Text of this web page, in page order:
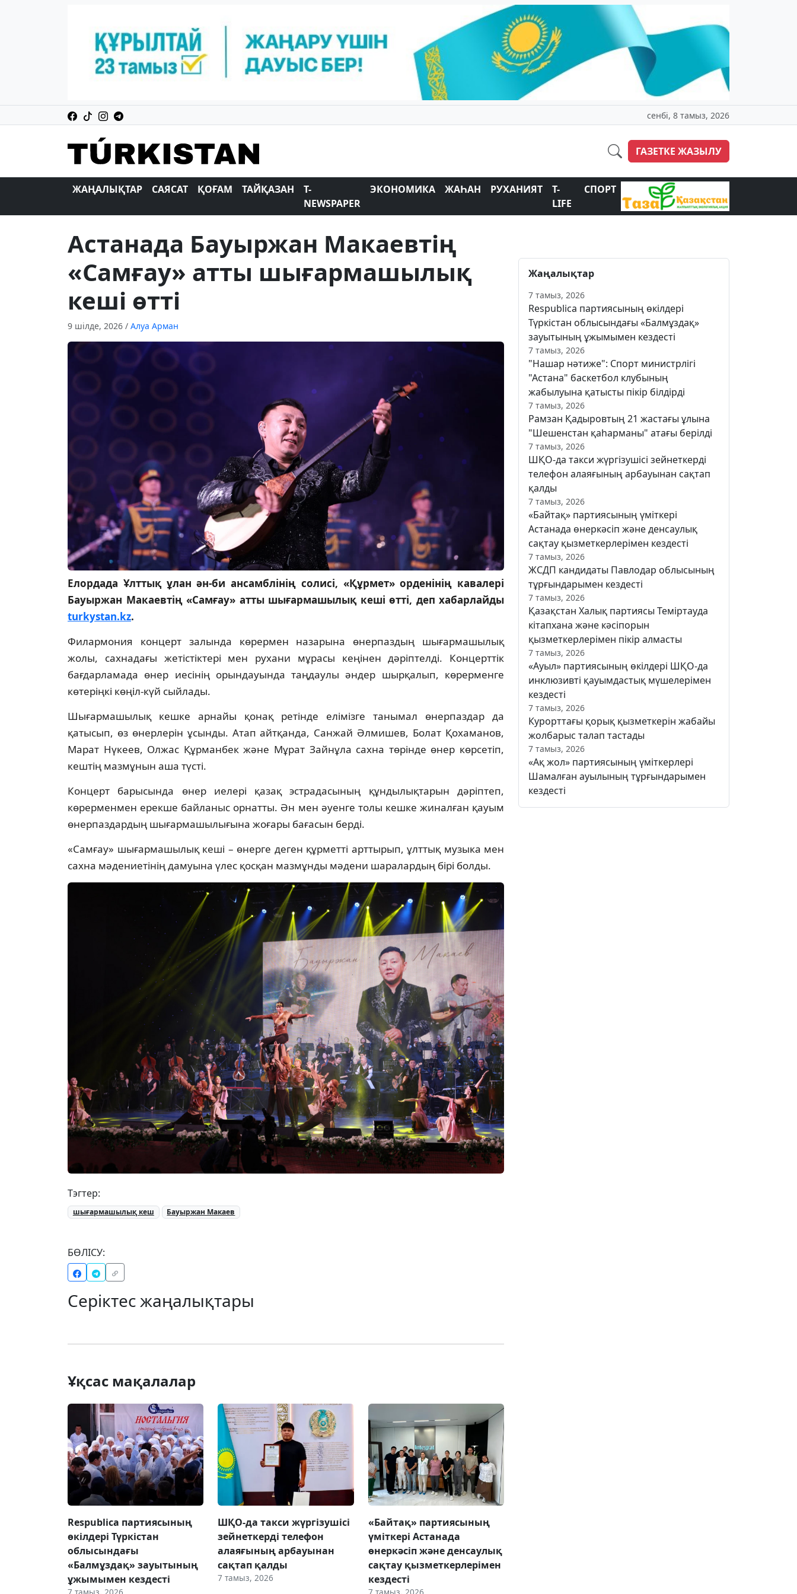
сенбі, 8 тамыз, 2026
ГАЗЕТКЕ ЖАЗЫЛУ
ЖАҢАЛЫҚТАР САЯСАТ ҚОҒАМ ТАЙҚАЗАН
T-
NEWSPAPER
ЭКОНОМИКА ЖАҺАН РУХАНИЯТ
T-
LIFE
СПОРТ
Астанада Бауыржан Макаевтің
«Самғау» атты шығармашылық
кеші өтті
9 шілде, 2026 / Алуа Арман
Елордада Ұлттық ұлан ән-би ансамблінің солисі, «Құрмет» орденінің кавалері
Бауыржан Макаевтің «Самғау» атты шығармашылық кеші өтті, деп хабарлайды
turkystan.kz.
Филармония концерт залында көрермен назарына өнерпаздың шығармашылық
жолы, сахнадағы жетістіктері мен рухани мұрасы кеңінен дәріптелді. Концерттік
бағдарламада өнер иесінің орындауында таңдаулы әндер шырқалып, көрерменге
көтеріңкі көңіл-күй сыйлады.
Шығармашылық кешке арнайы қонақ ретінде елімізге танымал өнерпаздар да
қатысып, өз өнерлерін ұсынды. Атап айтқанда, Санжай Әлмишев, Болат Қохаманов,
Марат Нүкеев, Олжас Құрманбек және Мұрат Зайнұла сахна төрінде өнер көрсетіп,
кештің мазмұнын аша түсті.
Концерт барысында өнер иелері қазақ эстрадасының құндылықтарын дәріптеп,
көрерменмен ерекше байланыс орнатты. Ән мен әуенге толы кешке жиналған қауым
өнерпаздардың шығармашылығына жоғары бағасын берді.
«Самғау» шығармашылық кеші – өнерге деген құрметті арттырып, ұлттық музыка мен
сахна мәдениетінің дамуына үлес қосқан мазмұнды мәдени шаралардың бірі болды.
Тэгтер:
шығармашылық кеш Бауыржан Макаев
БӨЛІСУ:
Серіктес жаңалықтары
Ұқсас мақалалар
Respublica партиясының
өкілдері Түркістан
облысындағы
«Балмұздақ» зауытының
ұжымымен кездесті
ШҚО-да такси жүргізушісі
зейнеткерді телефон
алаяғының арбауынан
сақтап қалды
7 тамыз, 2026
«Байтақ» партиясының
үміткері Астанада
өнеркәсіп және денсаулық
сақтау қызметкерлерімен
кездесті
Жаңалықтар
7 тамыз, 2026
Respublica партиясының өкілдері
Түркістан облысындағы «Балмұздақ»
зауытының ұжымымен кездесті
7 тамыз, 2026
"Нашар нәтиже": Спорт министрлігі
"Астана" баскетбол клубының
жабылуына қатысты пікір білдірді
7 тамыз, 2026
Рамзан Қадыровтың 21 жастағы ұлына
"Шешенстан қаһарманы" атағы берілді
7 тамыз, 2026
ШҚО-да такси жүргізушісі зейнеткерді
телефон алаяғының арбауынан сақтап
қалды
7 тамыз, 2026
«Байтақ» партиясының үміткері
Астанада өнеркәсіп және денсаулық
сақтау қызметкерлерімен кездесті
7 тамыз, 2026
ЖСДП кандидаты Павлодар облысының
тұрғындарымен кездесті
7 тамыз, 2026
Қазақстан Халық партиясы Теміртауда
кітапхана және кәсіпорын
қызметкерлерімен пікір алмасты
7 тамыз, 2026
«Ауыл» партиясының өкілдері ШҚО-да
инклюзивті қауымдастық мүшелерімен
кездесті
7 тамыз, 2026
Курорттағы қорық қызметкерін жабайы
жолбарыс талап тастады
7 тамыз, 2026
«Ақ жол» партиясының үміткерлері
Шамалған ауылының тұрғындарымен
кездесті